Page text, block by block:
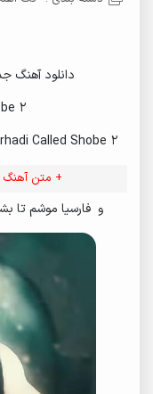
دانلود آهنگ
2
Called Shobe 2
+ متن آهنگ
و فارسیا موشم تا